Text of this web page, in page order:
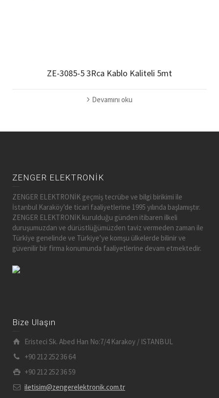
ZE-3085-5 3Rca Kablo Kaliteli 5mt
Devamını oku
ZENGER ELEKTRONİK
ZENGER ELEKTRONİK geçmiş tecrübe ve bilgi birikimi ile
İstanbul Karaköy’de ticari faaliyetlerine 1995 yılında başlamıştır.
ZENGER ELEKTRONİK kurulduğu günden itibaren ilkeli
duruşumuzdan ve dürüstlüğümüzden taviz vermeden zaman ile
Türkiye genelinde ve Türkiye’ye komşu ülkelerde bilinir ve
güvenilir bir firma konumunda faaliyetlerine devam etmektedir.
Bize Ulaşın
Eristeci Sk. Abed Han No:7/4 Karakoy / ISTANBUL
+90 212 252 36 64
+90 212 252 36 59
iletisim@zengerelektronik.com.tr